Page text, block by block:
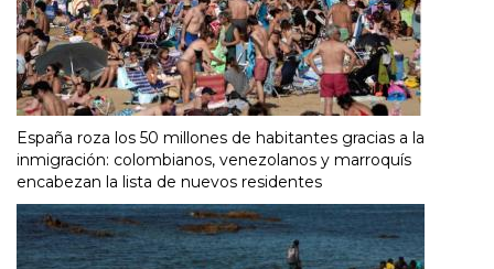
España roza los 50 millones de habitantes gracias a la
inmigración: colombianos, venezolanos y marroquís
encabezan la lista de nuevos residentes